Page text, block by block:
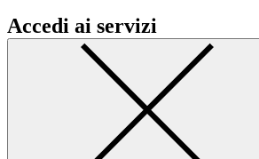
Accedi ai servizi